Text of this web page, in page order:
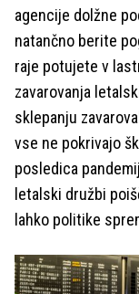
agencije dolžne
natančno berite
raje potujete v
zavarovanja
sklepanju
vse ne pokrivajo
posledica
letalski družbi
lahko politike